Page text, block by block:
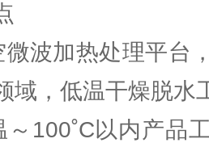
微波加热处理平台
域，低温干燥脱水
～100˚C以内产品